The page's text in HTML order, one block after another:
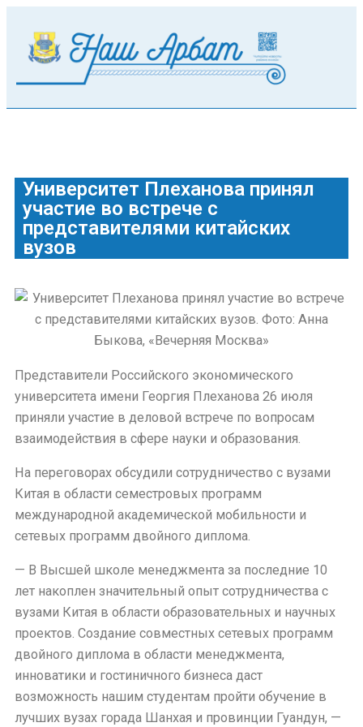
Университет Плеханова принял
участие во встрече с
представителями китайских
вузов
Представители Российского экономического
университета имени Георгия Плеханова 26 июля
приняли участие в деловой встрече по вопросам
взаимодействия в сфере науки и образования.
На переговорах обсудили сотрудничество с вузами
Китая в области семестровых программ
международной академической мобильности и
сетевых программ двойного диплома.
— В Высшей школе менеджмента за последние 10
лет накоплен значительный опыт сотрудничества с
вузами Китая в области образовательных и научных
проектов. Создание совместных сетевых программ
двойного диплома в области менеджмента,
инноватики и гостиничного бизнеса даст
возможность нашим студентам пройти обучение в
лучших вузах горада Шанхая и провинции Гуандун, —